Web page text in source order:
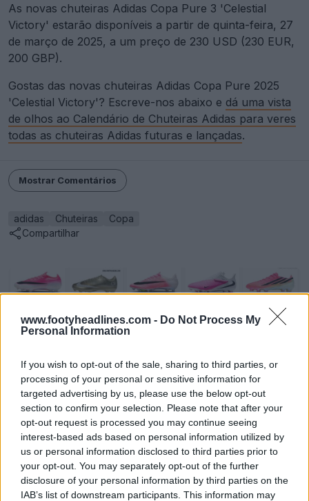
www.footyheadlines.com - Do Not Process My
Personal Information
If you wish to opt-out of the sale, sharing to third parties, or
processing of your personal or sensitive information for
targeted advertising by us, please use the below opt-out
section to confirm your selection. Please note that after your
opt-out request is processed you may continue seeing
interest-based ads based on personal information utilized by
us or personal information disclosed to third parties prior to
your opt-out. You may separately opt-out of the further
disclosure of your personal information by third parties on the
IAB’s list of downstream participants. This information may
As novas chuteiras Adidas Copa Pure 3 'Celestial
Victory' estarão disponíveis a partir de quinta-feira, 27
de março de 2025, a um preço de 230 USD (230 EUR,
200 GBP).
Gostas das novas chuteiras Adidas Copa Pure 2025
'Celestial Victory'? Escreve-nos abaixo e dá uma vista
de olhos ao Calendário de Chuteiras Adidas para veres
todas as chuteiras Adidas futuras e lançadas.
Mostrar Comentários
adidas Chuteiras
Copa
Compartilhar
Legado dos ténis - Arquivo de chuteiras de
OFICIAL